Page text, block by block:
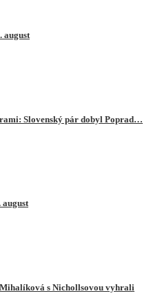
august
Slovenský pár dobyl Poprad…
august
s Nichollsovou vyhrali